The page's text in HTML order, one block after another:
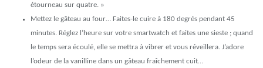
étourneau sur quatre. »
Mettez le gâteau au four… Faites-le cuire à 180 degrés pendant 45
minutes. Réglez l’heure sur votre smartwatch et faites une sieste ; quand
le temps sera écoulé, elle se mettra à vibrer et vous réveillera. J’adore
l’odeur de la vanilline dans un gâteau fraîchement cuit…